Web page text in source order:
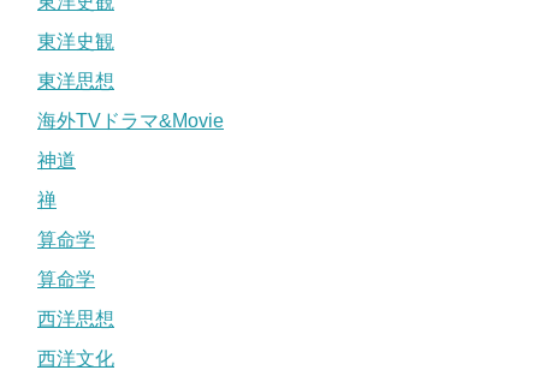
東洋史観
東洋思想
海外TVドラマ&Movie
神道
禅
算命学
算命学
西洋思想
西洋文化